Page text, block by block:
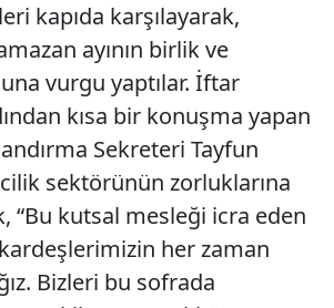
kapıda karşılayarak,
ayının birlik ve
vurgu yaptılar. İftar
kısa bir konuşma yapan
Sekreteri Tayfun
sektörünün zorluklarına
“Bu kutsal mesleği icra eden
her zaman
Bizleri bu sofrada